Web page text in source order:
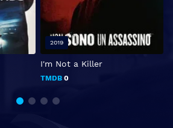
I'm Not a Killer
TMDB 0
2019